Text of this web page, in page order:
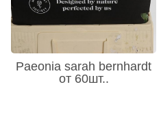
Paeonia sarah bernhardt
от 60шт..